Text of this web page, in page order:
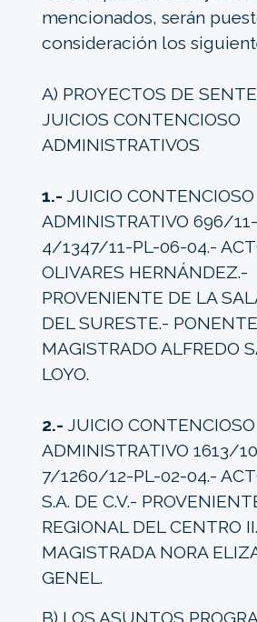
mencionados, serán
consideración los
A) PROYECTOS DE
JUICIOS CONTENCIOSO
ADMINISTRATIVOS
1.- JUICIO CONTENCIOSO
ADMINISTRATIVO 696/
4/1347/11-PL-06-04.-
OLIVARES HERNÁNDEZ.-
PROVENIENTE DE LA
DEL SURESTE.-
MAGISTRADO ALFREDO
LOYO.
2.- JUICIO CONTENCIOSO
ADMINISTRATIVO 1613/
7/1260/12-PL-02-04.-
S.A. DE C.V.-
REGIONAL DEL CENTRO
MAGISTRADA NORA
GENEL.
B) LOS ASUNTOS